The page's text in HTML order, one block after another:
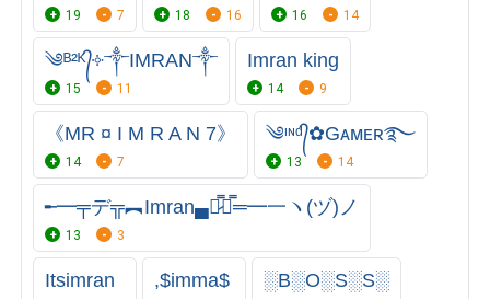
19 7 18 16 16 14
༄ᴮ²ᴷ᭄༓༒IMRAN༒
15 11
Imran king
14 9
《MR ¤ I M R A N 7》
14 7
༄ᶦᶰᵈ᭄✿Gᴀᴍᴇʀ࿐
13 14
╾━╤デ╦︻Imran▄︻̷̿┻̿═━一ヽ(ヅ)ノ
13 3
Itsimran ,$imma$ ░B░O░S░S░